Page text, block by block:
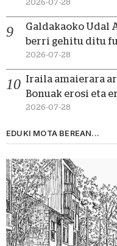
2026-07-28
Galdakaoko Udal
berri gehitu ditu
2026-07-28
Iraila amaierara
Bonuak erosi eta
2026-07-28
EDUKI MOTA BEREAN...